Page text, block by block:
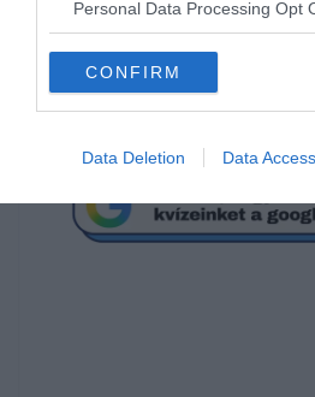
Personal Data Processing Opt
CONFIRM
Data Deletion Data Access
Mielőtt belépsz ne felejtsd el
Van saját kvíz ötleted? Akkor